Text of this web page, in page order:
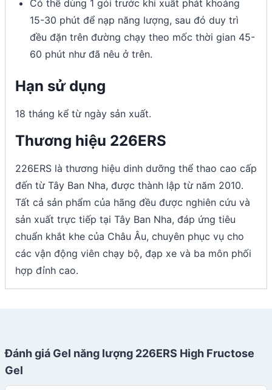
Có thể dùng 1 gói trước khi xuất phát khoảng
15-30 phút để nạp năng lượng, sau đó duy trì
đều đặn trên đường chạy theo mốc thời gian 45-
60 phút như đã nêu ở trên.
Hạn sử dụng
18 tháng kể từ ngày sản xuất.
Thương hiệu 226ERS
226ERS là thương hiệu dinh dưỡng thể thao cao cấp
đến từ Tây Ban Nha, được thành lập từ năm 2010.
Tất cả sản phẩm của hãng đều được nghiên cứu và
sản xuất trực tiếp tại Tây Ban Nha, đáp ứng tiêu
chuẩn khắt khe của Châu Âu, chuyên phục vụ cho
các vận động viên chạy bộ, đạp xe và ba môn phối
hợp đỉnh cao.
Đánh giá Gel năng lượng 226ERS High Fructose
Gel